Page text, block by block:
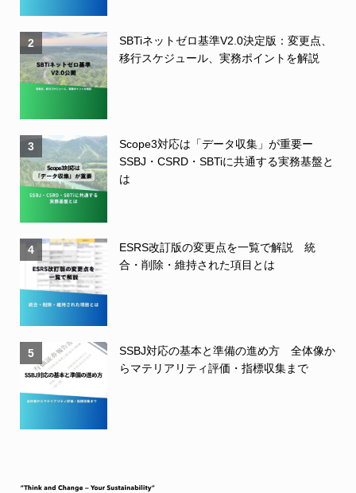
2
SBTiネットゼロ基準V2.0決定版：変更点、
移行スケジュール、実務ポイントを解説
3
Scope3対応は「データ収集」が重要ー
SSBJ・CSRD・SBTiに共通する実務基盤と
は
4
ESRS改訂版の変更点を一覧で解説 統
合・削除・維持された項目とは
5
SSBJ対応の基本と準備の進め方 全体像か
らマテリアリティ評価・指標収集まで